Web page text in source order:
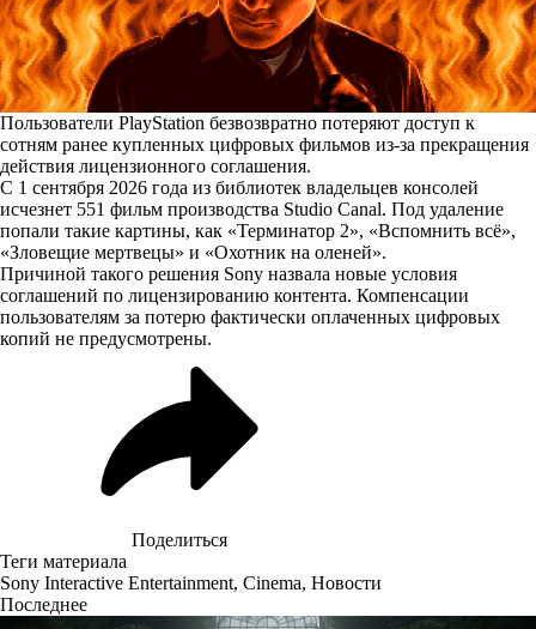
Пользователи PlayStation безвозвратно потеряют доступ к
сотням ранее купленных цифровых фильмов из-за прекращения
действия лицензионного соглашения.
С 1 сентября 2026 года из библиотек владельцев консолей
исчезнет 551 фильм производства Studio Canal. Под удаление
попали такие картины, как «Терминатор 2», «Вспомнить всё»,
«Зловещие мертвецы» и «Охотник на оленей».
Причиной такого решения Sony назвала новые условия
соглашений по лицензированию контента. Компенсации
пользователям за потерю фактически оплаченных цифровых
копий не предусмотрены.
Поделиться
Теги материала
Sony Interactive Entertainment, Cinema, Новости
Последнее